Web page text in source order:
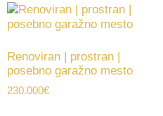
Renoviran | prostran |
posebno garažno mesto
230.000€